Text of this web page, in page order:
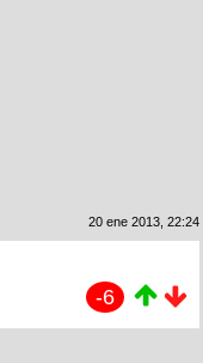
20 ene 2013, 22:24
-6